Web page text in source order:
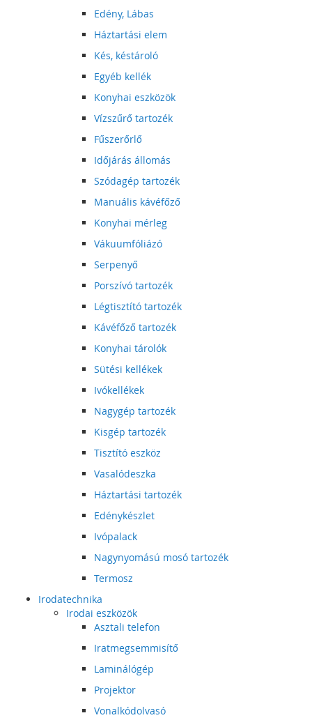
Edény, Lábas
Háztartási elem
Kés, késtároló
Egyéb kellék
Konyhai eszközök
Vízszűrő tartozék
Fűszerőrlő
Időjárás állomás
Szódagép tartozék
Manuális kávéfőző
Konyhai mérleg
Vákuumfóliázó
Serpenyő
Porszívó tartozék
Légtisztító tartozék
Kávéfőző tartozék
Konyhai tárolók
Sütési kellékek
Ivókellékek
Nagygép tartozék
Kisgép tartozék
Tisztító eszköz
Vasalódeszka
Háztartási tartozék
Edénykészlet
Ivópalack
Nagynyomású mosó tartozék
Termosz
Irodatechnika
Irodai eszközök
Asztali telefon
Iratmegsemmisítő
Laminálógép
Projektor
Vonalkódolvasó